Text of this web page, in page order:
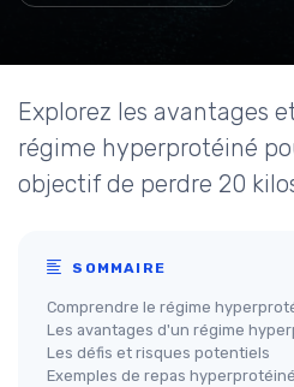
Explorez les avantages
régime hyperprotéiné
objectif de perdre 20
SOMMAIRE
Comprendre le régime
Les avantages d'un régime
Les défis et risques potentiels
Exemples de repas